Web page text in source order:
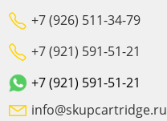
+7 (926) 511-34-79
+7 (921) 591-51-21
+7 (921) 591-51-21
info@skupcartridge.ru